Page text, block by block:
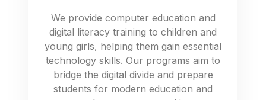
We provide computer education and
digital literacy training to children and
young girls, helping them gain essential
technology skills. Our programs aim to
bridge the digital divide and prepare
students for modern education and